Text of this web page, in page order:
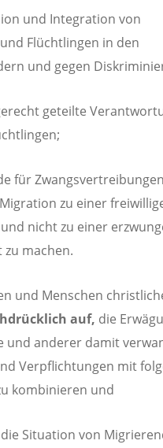
und Integration von
Flüchtlingen in den
und gegen
geteilte
zu einer
nicht zu einer
machen.
und Menschen
auf, die
und anderer damit
Verpflichtungen mit
kombinieren und
Situation von